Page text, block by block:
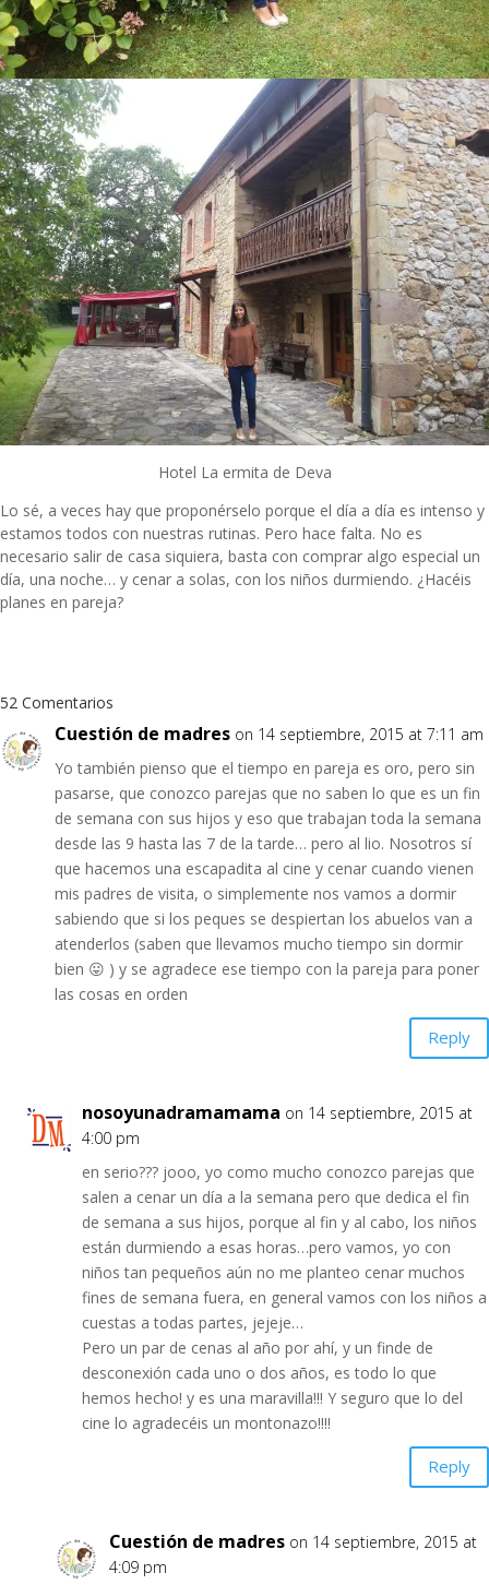
Hotel La ermita de Deva
Lo sé, a veces hay que proponérselo porque el día a día es intenso y
estamos todos con nuestras rutinas. Pero hace falta. No es
necesario salir de casa siquiera, basta con comprar algo especial un
día, una noche… y cenar a solas, con los niños durmiendo. ¿Hacéis
planes en pareja?
52 Comentarios
Cuestión de madres on 14 septiembre, 2015 at 7:11 am
Yo también pienso que el tiempo en pareja es oro, pero sin
pasarse, que conozco parejas que no saben lo que es un fin
de semana con sus hijos y eso que trabajan toda la semana
desde las 9 hasta las 7 de la tarde… pero al lio. Nosotros sí
que hacemos una escapadita al cine y cenar cuando vienen
mis padres de visita, o simplemente nos vamos a dormir
sabiendo que si los peques se despiertan los abuelos van a
atenderlos (saben que llevamos mucho tiempo sin dormir
bien 😛 ) y se agradece ese tiempo con la pareja para poner
las cosas en orden
Reply
nosoyunadramamama on 14 septiembre, 2015 at
4:00 pm
en serio??? jooo, yo como mucho conozco parejas que
salen a cenar un día a la semana pero que dedica el fin
de semana a sus hijos, porque al fin y al cabo, los niños
están durmiendo a esas horas…pero vamos, yo con
niños tan pequeños aún no me planteo cenar muchos
fines de semana fuera, en general vamos con los niños a
cuestas a todas partes, jejeje…
Pero un par de cenas al año por ahí, y un finde de
desconexión cada uno o dos años, es todo lo que
hemos hecho! y es una maravilla!!! Y seguro que lo del
cine lo agradecéis un montonazo!!!!
Reply
Cuestión de madres on 14 septiembre, 2015 at
4:09 pm